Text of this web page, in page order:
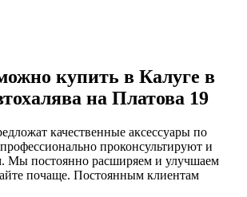
купить в Калуге в
на Платова 19
качественные аксессуары по
проконсультируют и
Мы постоянно расширяем и улучшаем
почаще. Постоянным клиентам